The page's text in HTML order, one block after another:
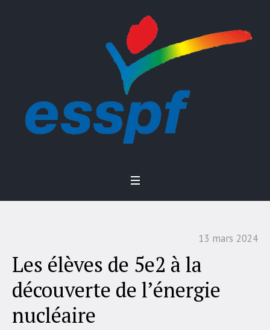
13 mars 2024
Les élèves de 5e2 à la
découverte de l’énergie
nucléaire